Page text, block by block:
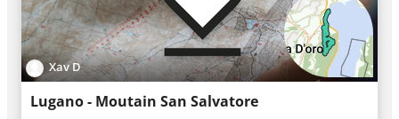
Xav D
Lugano - Moutain San Salvatore